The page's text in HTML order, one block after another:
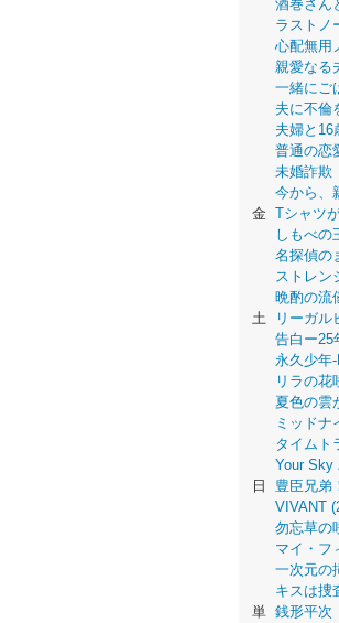
酒巻さん
ラストノ
心配無用
親愛なる
一緒にご
夫に不倫
夫婦と16
普通の恋
未婚詐
今から、
金 Tシャツ
しもべの
名探偵の
ストレン
晩酌の
土
リーガル
告白ー25
永久少年
リラの花
夏色の雲
ミッドナ
タイムト
Your Sky
日
豊臣兄弟
VIVANT
勿忘草の
マイ・フ
一次元の
キスは捜
単 銭形平次